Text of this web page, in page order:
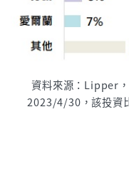
資料來源：Lipper，
2023/4/30，該投資